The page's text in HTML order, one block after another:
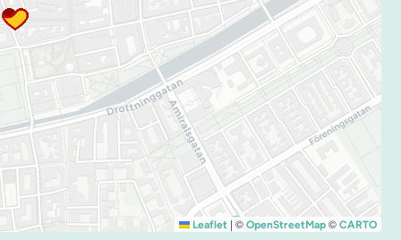
Leaflet | © OpenStreetMap © CARTO